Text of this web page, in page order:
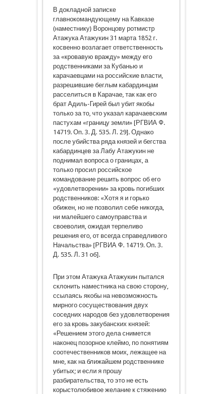
В докладной записке
главнокомандующему на Кавказе
(наместнику) Воронцову ротмистр
Атажука Атажукин 31 марта 1852 г.
косвенно возлагает ответственность
за «кровавую вражду» между его
родственниками за Кубанью и
карачаевцами на российские власти,
разрешившие беглым кабардинцам
расселиться в Карачае, так как его
брат Адиль-Гирей был убит якобы
только за то, что указал карачаевским
пастухам «границу земли» [РГВИА Ф.
14719. Оп. 3. Д. 535. Л. 29]. Однако
после убийства ряда князей и бегства
кабардинцев за Лабу Атажукин не
поднимал вопроса о границах, а
только просил российское
командование решить вопрос об его
«удовлетворении» за кровь погибших
родственников: «Хотя я и горько
обижен, но не позволил себе никогда,
ни малейшего самоуправства и
своеволия, ожидая терпеливо
решения его, от всегда справедливого
Начальства» [РГВИА Ф. 14719. Оп. 3.
Д. 535. Л. 31 об].
При этом Атажука Атажукин пытался
склонить наместника на свою сторону,
ссылаясь якобы на невозможность
мирного сосуществования двух
соседних народов без удовлетворения
его за кровь закубанских князей:
«Решением этого дела снимется
наконец позорное клеймо, по понятиям
соотечественников моих, лежащее на
мне, как на ближайшем родственнике
убитых; и если я прошу
разбирательства, то это не есть
корыстолюбивое желание к стяжению